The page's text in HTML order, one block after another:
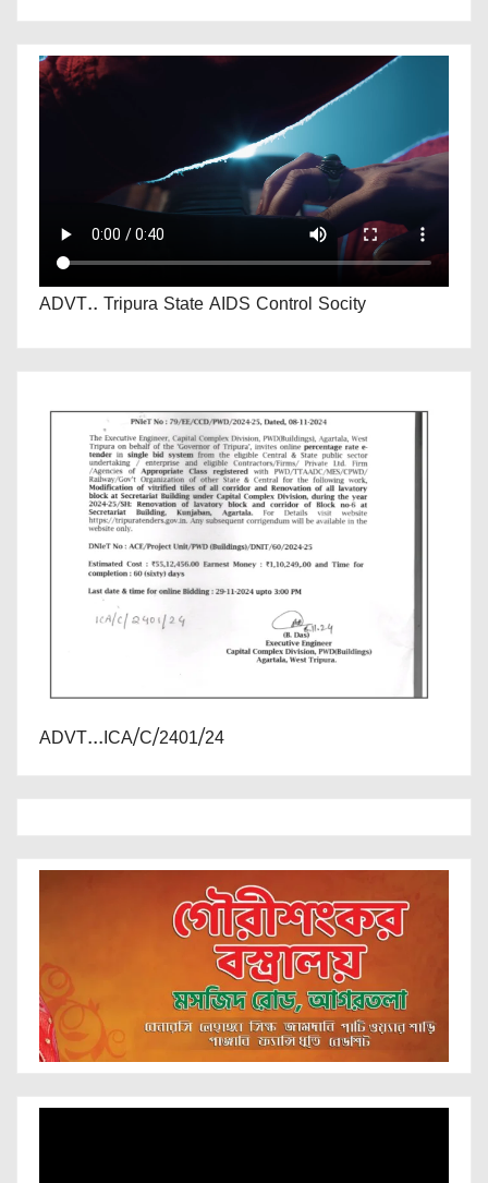
ADVT.. Tripura State AIDS Control Socity
ADVT...ICA/C/2401/24